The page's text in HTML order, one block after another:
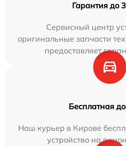
Гарантия до
Сервисный центр
оригинальные запчасти
предоставляет
Бесплатная
Наш курьер в Кирове
устройство на